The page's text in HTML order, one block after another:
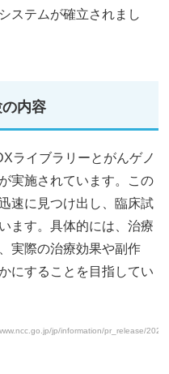
ステムが確立されまし
内容
ライブラリーとがんゲノ
実施されています。この
速に見つけ出し、臨床試
ます。具体的には、治療
実際の治療効果や副作
にすることを目指してい
jp/information/pr_release/